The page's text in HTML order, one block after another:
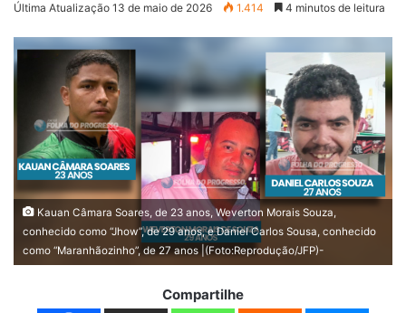
Última Atualização 13 de maio de 2026 1.414 4 minutos de leitura
Kauan Câmara Soares, de 23 anos, Weverton Morais Souza,
conhecido como “Jhow”, de 29 anos, e Daniel Carlos Sousa, conhecido
como “Maranhãozinho”, de 27 anos |(Foto:Reprodução/JFP)-
Compartilhe